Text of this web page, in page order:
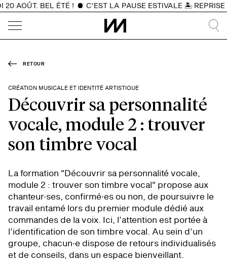
AOÛT. BEL ÉTÉ ! C'EST LA PAUSE ESTIVALE 🏝️ REPRISE
RETOUR
CRÉATION MUSICALE ET IDENTITÉ ARTISTIQUE
Découvrir sa personnalité
vocale, module 2 : trouver
son timbre vocal
La formation "Découvrir sa personnalité vocale,
module 2 : trouver son timbre vocal" propose aux
chanteur·ses, confirmé·es ou non, de poursuivre le
travail entamé lors du premier module dédié aux
commandes de la voix. Ici, l’attention est portée à
l’identification de son timbre vocal. Au sein d’un
groupe, chacun·e dispose de retours individualisés
et de conseils, dans un espace bienveillant.